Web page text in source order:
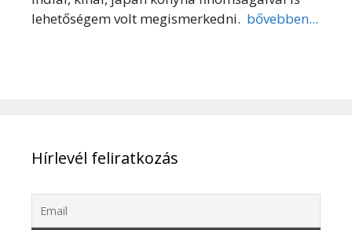
lehetőségem volt megismerkedni. bővebben...
Hírlevél feliratkozás